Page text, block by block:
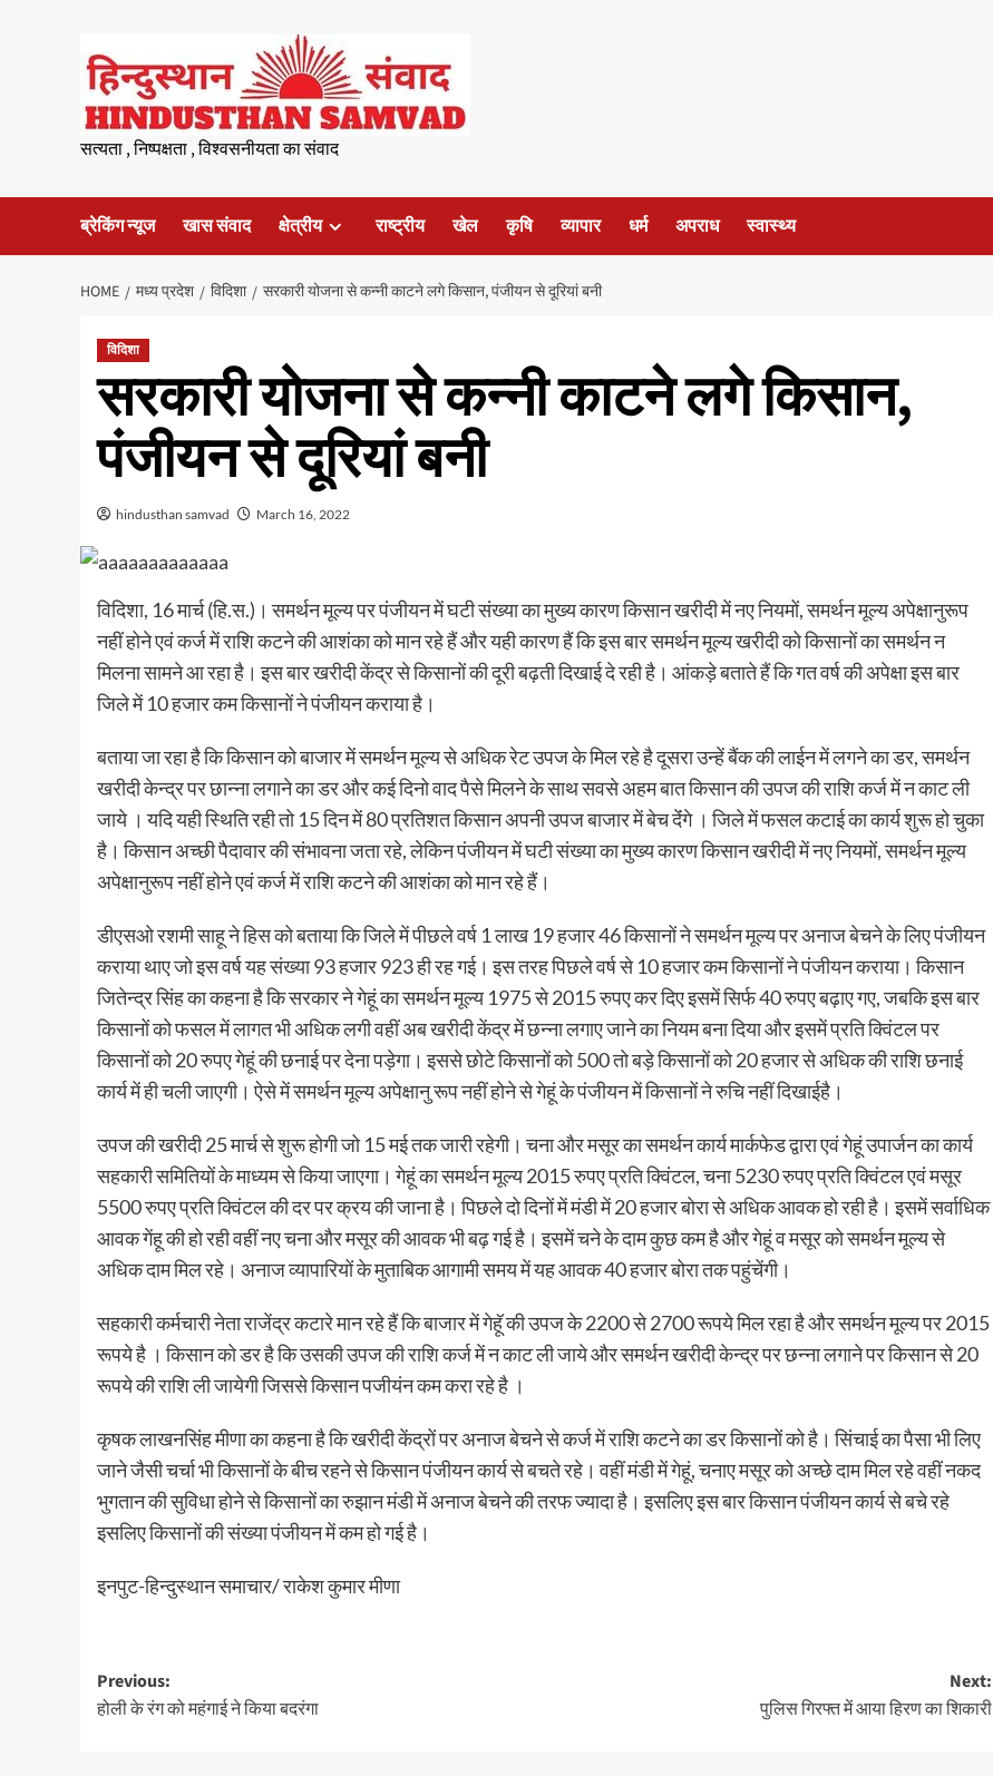
सत्यता , निष्पक्षता , विश्वसनीयता का संवाद
ब्रेकिंग न्यूज खास संवाद क्षेत्रीय राष्ट्रीय खेल कृषि व्यापार धर्म अपराध स्वास्थ्य
HOME मध्य प्रदेश विदिशा सरकारी योजना से कन्नी काटने लगे किसान, पंजीयन से दूरियां बनी
विदिशा
सरकारी योजना से कन्नी काटने लगे किसान,
पंजीयन से दूरियां बनी
hindusthan samvad March 16, 2022
विदिशा, 16 मार्च (हि.स.)। समर्थन मूल्य पर पंजीयन में घटी संख्या का मुख्य कारण किसान खरीदी में नए नियमों, समर्थन मूल्य अपेक्षानुरूप
नहीं होने एवं कर्ज में राशि कटने की आशंका को मान रहे हैं और यही कारण हैं कि इस बार समर्थन मूल्य खरीदी को किसानों का समर्थन न
मिलना सामने आ रहा है। इस बार खरीदी केंद्र से किसानों की दूरी बढ़ती दिखाई दे रही है। आंकड़े बताते हैं कि गत वर्ष की अपेक्षा इस बार
जिले में 10 हजार कम किसानों ने पंजीयन कराया है।
बताया जा रहा है कि किसान को बाजार में समर्थन मूल्य से अधिक रेट उपज के मिल रहे है दूसरा उन्हें बैंक की लाईन में लगने का डर, समर्थन
खरीदी केन्द्र पर छान्ना लगाने का डर और कई दिनो वाद पैसे मिलने के साथ सवसे अहम बात किसान की उपज की राशि कर्ज में न काट ली
जाये । यदि यही स्थिति रही तो 15 दिन में 80 प्रतिशत किसान अपनी उपज बाजार में बेच देंंगे । जिले में फसल कटाई का कार्य शुरू हो चुका
है। किसान अच्छी पैदावार की संभावना जता रहे, लेकिन पंजीयन में घटी संख्या का मुख्य कारण किसान खरीदी में नए नियमों, समर्थन मूल्य
अपेक्षानुरूप नहीं होने एवं कर्ज में राशि कटने की आशंका को मान रहे हैं।
डीएसओ रशमी साहू ने हिस को बताया कि जिले में पीछले वर्ष 1 लाख 19 हजार 46 किसानों ने समर्थन मूल्य पर अनाज बेचने के लिए पंजीयन
कराया थाए जो इस वर्ष यह संख्या 93 हजार 923 ही रह गई। इस तरह पिछले वर्ष से 10 हजार कम किसानों ने पंजीयन कराया। किसान
जितेन्द्र सिंह का कहना है कि सरकार ने गेहूं का समर्थन मूल्य 1975 से 2015 रुपए कर दिए इसमें सिर्फ 40 रुपए बढ़ाए गए, जबकि इस बार
किसानों को फसल में लागत भी अधिक लगी वहीं अब खरीदी केंद्र में छन्ना लगाए जाने का नियम बना दिया और इसमें प्रति क्विंटल पर
किसानों को 20 रुपए गेहूं की छनाई पर देना पड़ेगा। इससे छोटे किसानों को 500 तो बड़े किसानों को 20 हजार से अधिक की राशि छनाई
कार्य में ही चली जाएगी। ऐसे में समर्थन मूल्य अपेक्षानु रूप नहीं होने से गेहूं के पंजीयन में किसानों ने रुचि नहीं दिखाईहै।
उपज की खरीदी 25 मार्च से शुरू होगी जो 15 मई तक जारी रहेगी। चना और मसूर का समर्थन कार्य मार्कफेड द्वारा एवं गेहूं उपार्जन का कार्य
सहकारी समितियों के माध्यम से किया जाएगा। गेहूं का समर्थन मूल्य 2015 रुपए प्रति क्विंटल, चना 5230 रुपए प्रति क्विंटल एवं मसूर
5500 रुपए प्रति क्विंटल की दर पर क्रय की जाना है। पिछले दो दिनों में मंडी में 20 हजार बोरा से अधिक आवक हो रही है। इसमें सर्वाधिक
आवक गेंहू की हो रही वहीं नए चना और मसूर की आवक भी बढ़ गई है। इसमें चने के दाम कुछ कम है और गेहूं व मसूर को समर्थन मूल्य से
अधिक दाम मिल रहे। अनाज व्यापारियों के मुताबिक आगामी समय में यह आवक 40 हजार बोरा तक पहुंचेंगी।
सहकारी कर्मचारी नेता राजेंद्र कटारे मान रहे हैं कि बाजार में गेहॅू की उपज के 2200 से 2700 रूपये मिल रहा है और समर्थन मूल्य पर 2015
रूपये है । किसान को डर है कि उसकी उपज की राशि कर्ज में न काट ली जाये और समर्थन खरीदी केन्द्र पर छन्ना लगाने पर किसान से 20
रूपये की राशि ली जायेगी जिससे किसान पजीयंन कम करा रहे है ।
कृषक लाखनसिंह मीणा का कहना है कि खरीदी केंद्रों पर अनाज बेचने से कर्ज में राशि कटने का डर किसानों को है। सिंचाई का पैसा भी लिए
जाने जैसी चर्चा भी किसानों के बीच रहने से किसान पंजीयन कार्य से बचते रहे। वहीं मंडी में गेहूं, चनाए मसूर को अच्छे दाम मिल रहे वहीं नकद
भुगतान की सुविधा होने से किसानों का रुझान मंडी में अनाज बेचने की तरफ ज्यादा है। इसलिए इस बार किसान पंजीयन कार्य से बचे रहे
इसलिए किसानों की संख्या पंजीयन में कम हो गई है।
इनपुट-हिन्दुस्थान समाचार/ राकेश कुमार मीणा
Post
navigation
Previous:
होली के रंग को महंगाई ने किया बदरंगा
Next:
पुलिस गिरफ्त में आया हिरण का शिकारी